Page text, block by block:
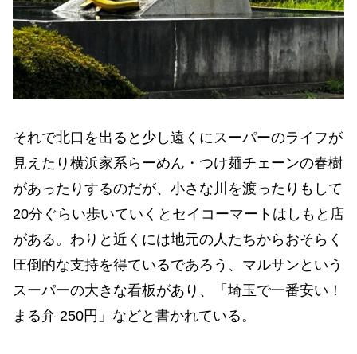
それで北口を出ると少し遠くにスーパーのライフが
見えたり横浜家系らーめん・つけ麺チェーンの春樹
があったりするのだが、小さな川を渡ったりもして
20分ぐらい歩いていくとセイコーマートはしもと店
がある。わりと近くには地元の人たちからおそらく
圧倒的な支持を得ているであろう、マルサンという
スーパーの大きな看板があり、「埼玉で一番安い！
まる弁 250円」などと書かれている。